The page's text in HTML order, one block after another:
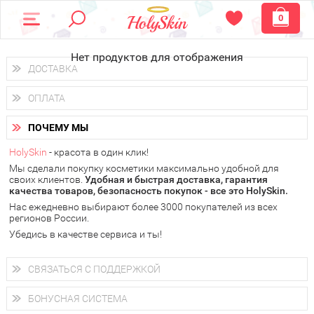
0
Нет продуктов для отображения
ДОСТАВКА
Доставка осуществляетсяпо всем городам России.
Вы можете выбрать доставку курьером, Почтой России или
получить заказ в пунктах выдачи PickPoint или пункте
самовывоза.
В 20 городах России доставка осуществляется ужена
следующий день.
у Вас всегда есть возможность получитьбесплатную
доставку от HolySkin.
подробнее об условиях доставки и оплаты в Вашем городе
ОПЛАТА
Вы можете оплатить свой заказ любым удобным способом:
наличными деньгами (
через интернет-банк (Альфа-банк, Сбербанк) и другими
электронными способами.
ПОЧЕМУ МЫ
HolySkin - красота в один клик!
Мы сделали покупку косметики максимально удобной для
своих клиентов. Удобная и быстрая доставка, гарантия
качества товаров, безопасность покупок - все это HolySkin.
Нас ежедневно выбирают более 3000 покупателей из всех
регионов России.
Убедись в качестве сервиса и ты!
СВЯЗАТЬСЯ С ПОДДЕРЖКОЙ
+7 (800) 707-24-55
Мы будем рады ответить на все Ваши вопросы по работе
магазина, проконсультировать по товарам, рассказать о
БОНУСНАЯ СИСТЕМА